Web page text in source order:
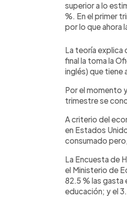
superior a lo
%. En el primer
por lo que ahora
La teoría explica
final la toma la
inglés) que tiene
Por el momento
trimestre se
A criterio del
en Estados
consumado
La Encuesta de
el Ministerio de
82.5 % las gasta
educación; y el